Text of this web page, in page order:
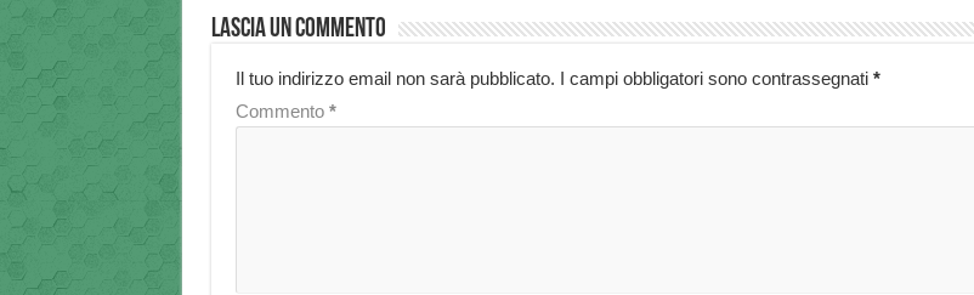
Lascia un commento
Il tuo indirizzo email non sarà pubblicato. I campi obbligatori sono contrassegnati *
Commento *